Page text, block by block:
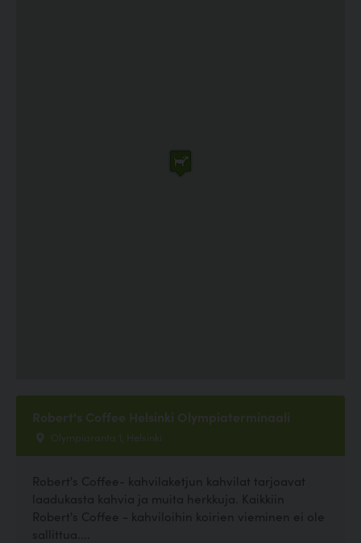
Robert's Coffee Helsinki Olympiaterminaali
Olympiaranta 1, Helsinki
Robert's Coffee- kahvilaketjun kahvilat tarjoavat
laadukasta kahvia ja muita herkkuja. Kaikkiin
Robert's Coffee - kahviloihin koirien vieminen ei ole
sallittua....